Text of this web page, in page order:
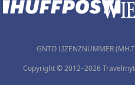
GNTO LIZENZNUMMER
Copyright © 2012–2026